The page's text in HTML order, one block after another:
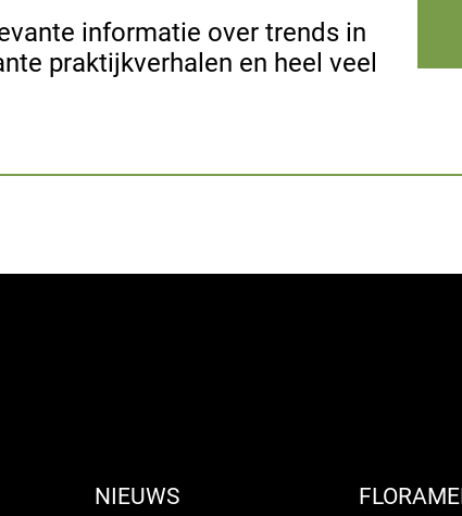
informatie over trends in
praktijkverhalen en heel veel
NIEUWS